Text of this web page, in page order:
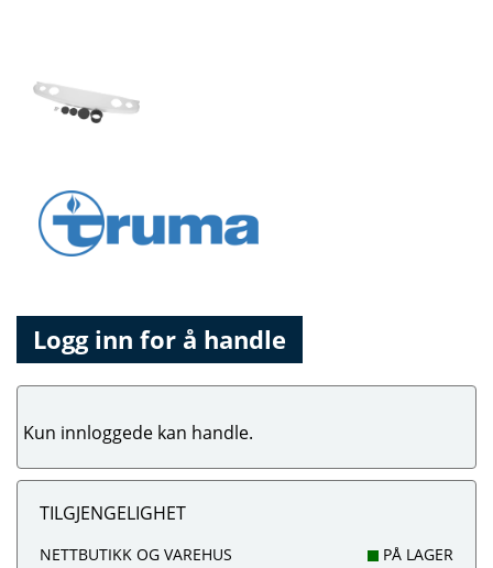
Logg inn for å handle
Kun innloggede kan handle.
TILGJENGELIGHET
NETTBUTIKK OG VAREHUS PÅ LAGER